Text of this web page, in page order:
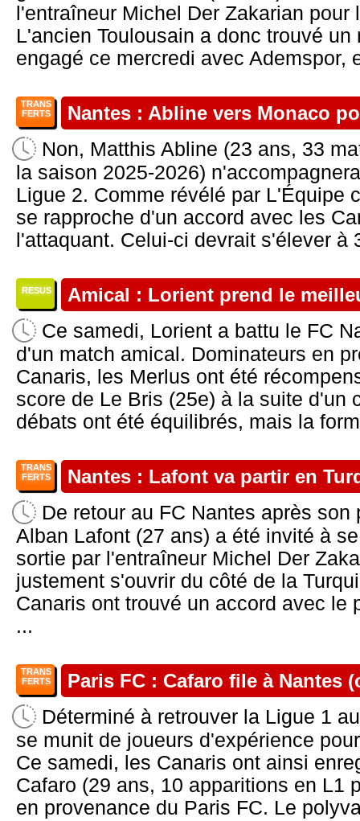
l'entraîneur Michel Der Zakarian
L'ancien Toulousain a donc trouvé
engagé ce mercredi avec Ademspor,
TRANS
FERTS
Nantes : Abline vers Monaco
Non, Matthis Abline (23 ans, 33
la saison 2025-2026)
Ligue 2. Comme révélé par L'Équipe
se rapproche d'un accord avec les
l'attaquant. Celui-ci devrait s'élever à
RESUS Amical : Lorient prend le
Ce samedi, Lorient a battu le FC
d'un match amical. Dominateurs en
Canaris, les Merlus ont été
score de Le Bris (25e) à la suite d'un
débats ont été équilibrés, mais la
TRANS
FERTS
Nantes : Lafont va partir en
De retour au FC Nantes après
Alban Lafont (27 ans) a été invité à
sortie par l'entraîneur Michel Der
justement s'ouvrir du côté de la
Canaris ont trouvé un accord avec le
...
TRANS
FERTS
Paris FC : Cafaro file à Nantes
Déterminé à retrouver la Ligue 1
se munit de joueurs d'expérience
Ce samedi, les Canaris ont ainsi
Cafaro (29 ans, 10 apparitions en L1
en provenance du Paris FC. Le